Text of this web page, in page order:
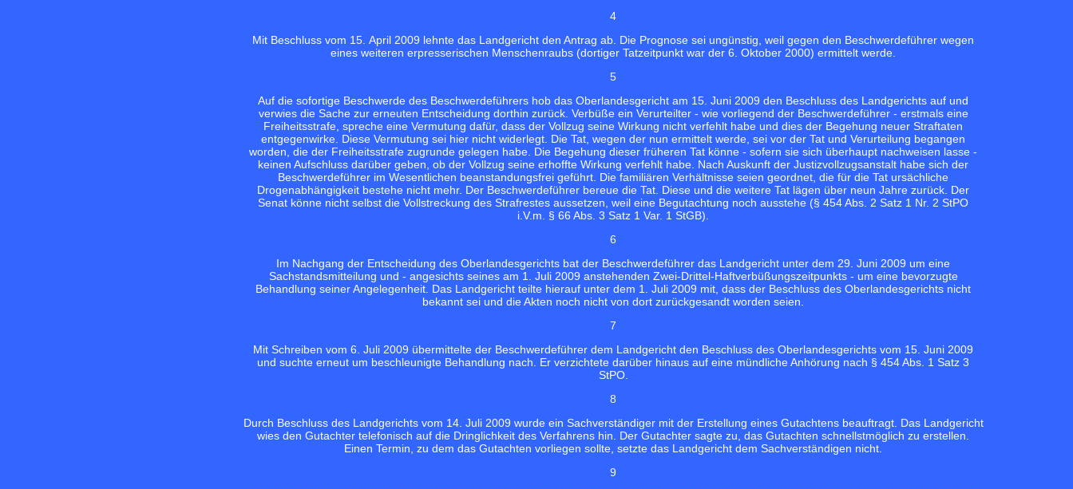
4
Mit Beschluss vom 15. April 2009 lehnte das Landgericht den Antrag ab. Die Prognose sei ungünstig, weil gegen den Beschwerdeführer wegen
eines weiteren erpresserischen Menschenraubs (dortiger Tatzeitpunkt war der 6. Oktober 2000) ermittelt werde.
5
Auf die sofortige Beschwerde des Beschwerdeführers hob das Oberlandesgericht am 15. Juni 2009 den Beschluss des Landgerichts auf und
verwies die Sache zur erneuten Entscheidung dorthin zurück. Verbüße ein Verurteilter - wie vorliegend der Beschwerdeführer - erstmals eine
Freiheitsstrafe, spreche eine Vermutung dafür, dass der Vollzug seine Wirkung nicht verfehlt habe und dies der Begehung neuer Straftaten
entgegenwirke. Diese Vermutung sei hier nicht widerlegt. Die Tat, wegen der nun ermittelt werde, sei vor der Tat und Verurteilung begangen
worden, die der Freiheitsstrafe zugrunde gelegen habe. Die Begehung dieser früheren Tat könne - sofern sie sich überhaupt nachweisen lasse -
keinen Aufschluss darüber geben, ob der Vollzug seine erhoffte Wirkung verfehlt habe. Nach Auskunft der Justizvollzugsanstalt habe sich der
Beschwerdeführer im Wesentlichen beanstandungsfrei geführt. Die familiären Verhältnisse seien geordnet, die für die Tat ursächliche
Drogenabhängigkeit bestehe nicht mehr. Der Beschwerdeführer bereue die Tat. Diese und die weitere Tat lägen über neun Jahre zurück. Der
Senat könne nicht selbst die Vollstreckung des Strafrestes aussetzen, weil eine Begutachtung noch ausstehe (§ 454 Abs. 2 Satz 1 Nr. 2 StPO
i.V.m. § 66 Abs. 3 Satz 1 Var. 1 StGB).
6
Im Nachgang der Entscheidung des Oberlandesgerichts bat der Beschwerdeführer das Landgericht unter dem 29. Juni 2009 um eine
Sachstandsmitteilung und - angesichts seines am 1. Juli 2009 anstehenden Zwei-Drittel-Haftverbüßungszeitpunkts - um eine bevorzugte
Behandlung seiner Angelegenheit. Das Landgericht teilte hierauf unter dem 1. Juli 2009 mit, dass der Beschluss des Oberlandesgerichts nicht
bekannt sei und die Akten noch nicht von dort zurückgesandt worden seien.
7
Mit Schreiben vom 6. Juli 2009 übermittelte der Beschwerdeführer dem Landgericht den Beschluss des Oberlandesgerichts vom 15. Juni 2009
und suchte erneut um beschleunigte Behandlung nach. Er verzichtete darüber hinaus auf eine mündliche Anhörung nach § 454 Abs. 1 Satz 3
StPO.
8
Durch Beschluss des Landgerichts vom 14. Juli 2009 wurde ein Sachverständiger mit der Erstellung eines Gutachtens beauftragt. Das Landgericht
wies den Gutachter telefonisch auf die Dringlichkeit des Verfahrens hin. Der Gutachter sagte zu, das Gutachten schnellstmöglich zu erstellen.
Einen Termin, zu dem das Gutachten vorliegen sollte, setzte das Landgericht dem Sachverständigen nicht.
9